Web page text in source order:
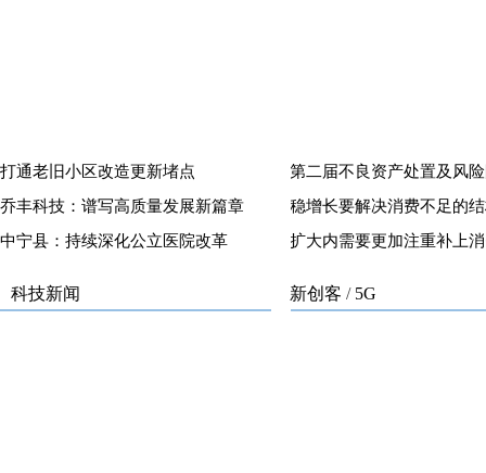
打通老旧小区改造更新堵点
乔丰科技：谱写高质量发展新篇章
中宁县：持续深化公立医院改革
稳增长要解决消费不足的
扩大内需要更加注重补上
科技新闻 新创客 / 5G